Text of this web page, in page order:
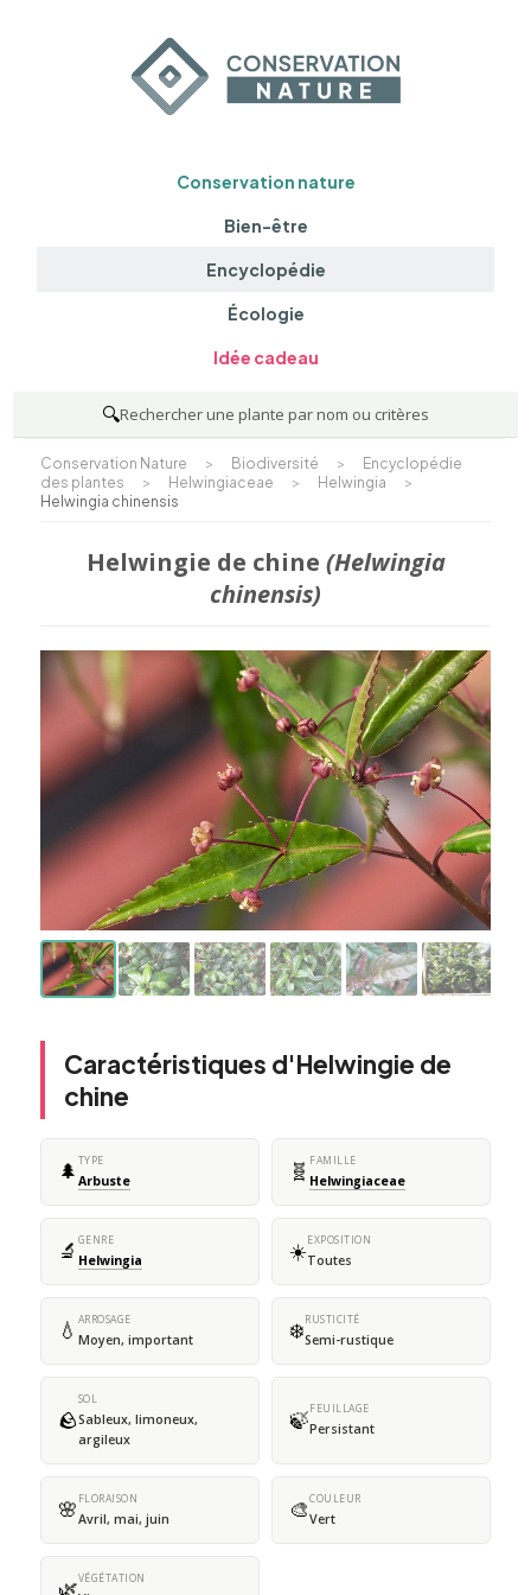
Conservation nature
Bien-être
Encyclopédie
Écologie
Idée cadeau
🔍Rechercher une plante par nom ou critères
Conservation Nature > Biodiversité >
Encyclopédie
des plantes
> Helwingiaceae > Helwingia
>
Helwingia chinensis
Helwingie de chine (Helwingia
chinensis)
Caractéristiques d'Helwingie de
chine
🌲 TYPE
Arbuste 🧬 FAMILLE
Helwingiaceae
🔬 GENRE
Helwingia ☀️EXPOSITION
Toutes
💧 ARROSAGE
Moyen, important ❄️RUSTICITÉ
Semi-rustique
🪨
SOL
Sableux, limoneux,
argileux
🍃FEUILLAGE
Persistant
🌸 FLORAISON
Avril, mai, juin 🎨COULEUR
Vert
🌿VÉGÉTATION